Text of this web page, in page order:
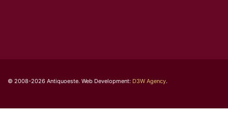
© 2008-2026 Antiquoeste. Web Development: D3W Agency.